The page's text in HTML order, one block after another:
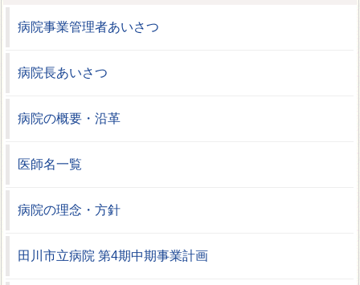
病院事業管理者あいさつ
病院長あいさつ
病院の概要・沿革
医師名一覧
病院の理念・方針
田川市立病院 第4期中期事業計画